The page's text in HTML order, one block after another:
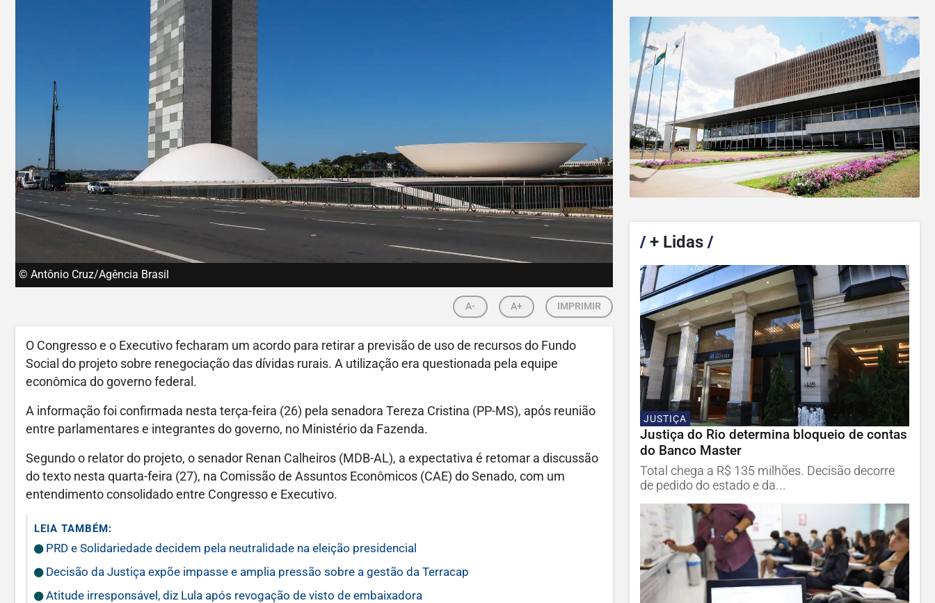
© Antônio Cruz/Agência Brasil
A- A+ IMPRIMIR
O Congresso e o Executivo fecharam um acordo para retirar a previsão de uso de recursos do Fundo
Social do projeto sobre renegociação das dívidas rurais. A utilização era questionada pela equipe
econômica do governo federal.
A informação foi confirmada nesta terça-feira (26) pela senadora Tereza Cristina (PP-MS), após reunião
entre parlamentares e integrantes do governo, no Ministério da Fazenda.
Segundo o relator do projeto, o senador Renan Calheiros (MDB-AL), a expectativa é retomar a discussão
do texto nesta quarta-feira (27), na Comissão de Assuntos Econômicos (CAE) do Senado, com um
entendimento consolidado entre Congresso e Executivo.
LEIA TAMBÉM:
PRD e Solidariedade decidem pela neutralidade na eleição presidencial
Decisão da Justiça expõe impasse e amplia pressão sobre a gestão da Terracap
Atitude irresponsável, diz Lula após revogação de visto de embaixadora
/+ Lidas /
JUSTIÇA
Justiça do Rio determina bloqueio de contas
do Banco Master
Total chega a R$ 135 milhões. Decisão decorre
de pedido do estado e da...